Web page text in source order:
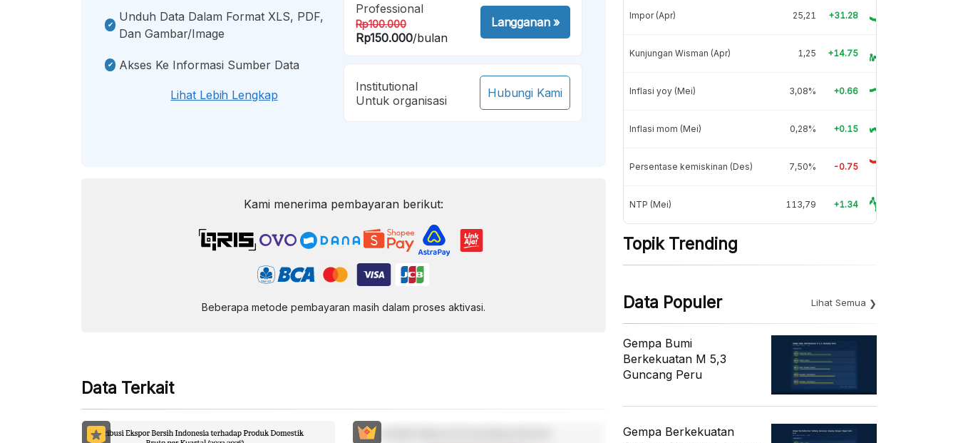
Unduh Data Dalam Format XLS, PDF,
Dan Gambar/image
Akses Ke Informasi Sumber Data
Lihat Lebih Lengkap
Professional
Rp100.000
Rp150.000/bulan
Langganan»
Institutional
Untuk organisasi
Hubungi Kami
Kami menerima pembayaran berikut:
Beberapa metode pembayaran masih dalam proses aktivasi.
Data Terkait
Impor (Apr) 25,21 +31.28
Kunjungan Wisman (Apr) 1,25 +14.75
Inflasi yoy (Mei) 3,08% +0.66
Inflasi mom (Mei) 0,28% +0.15
Persentase kemiskinan (Des) 7,50% -0.75
NTP (Mei) 113,79 +1.34
Topik Trending
Data Populer Lihat Semua
Gempa Bumi
Berkekuatan M 5,3
Guncang Peru
Gempa Berkekuatan